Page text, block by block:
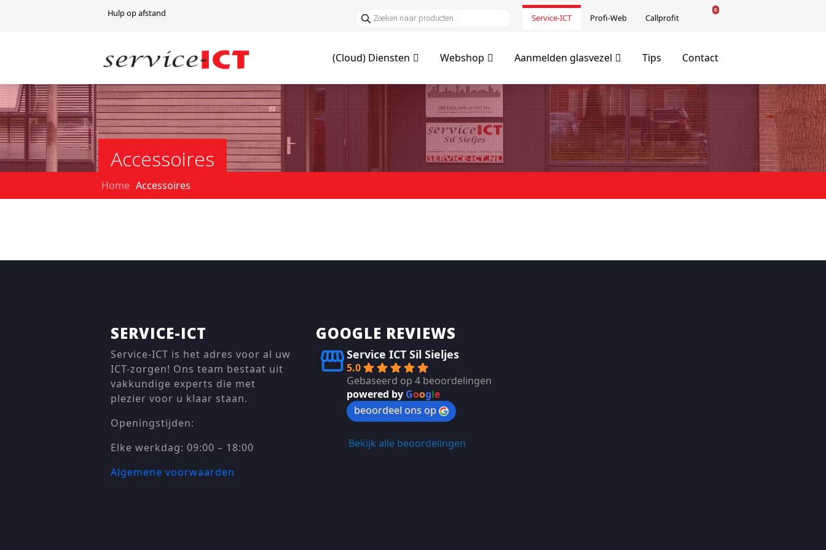
Hulp op afstand Service-ICT Profi-Web Callprofit
0
(Cloud) Diensten Webshop Aanmelden glasvezel Tips Contact
Accessoires
Home Accessoires
SERVICE-ICT
Service-ICT is het adres voor al uw
ICT-zorgen! Ons team bestaat uit
vakkundige experts die met
plezier voor u klaar staan.
Openingstijden:
Elke werkdag: 09:00 – 18:00
Algemene voorwaarden
GOOGLE REVIEWS
Service ICT Sil Sieljes
5.0
Gebaseerd op 4 beoordelingen
powered by Google
beoordeel ons op
Bekijk alle beoordelingen